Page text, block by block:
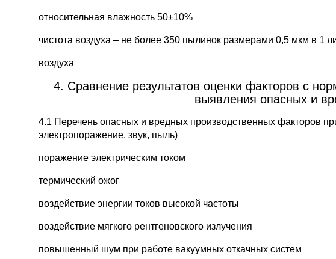
относительная влажность 50±10%
чистота воздуха – не более 350 пылинок размерами 0,5 мкм в 1
воздуха
4. Сравнение результатов оценки факторов с
выявления опасных и
4.1 Перечень опасных и вредных производственных факторов
электропоражение, звук, пыль)
поражение электрическим током
термический ожог
воздействие энергии токов высокой частоты
воздействие мягкого рентгеновского излучения
повышенный шум при работе вакуумных откачных систем